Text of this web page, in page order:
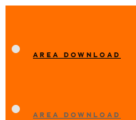
AREA DOWNLOAD
AREA DOWNLOAD